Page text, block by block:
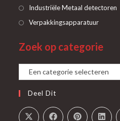
in
Industriële Metaal detectoren
VerpakkingsapparatuurOpent
een
tab
Zoek op categorie
Een
categorie
selecteren
Deel Dit